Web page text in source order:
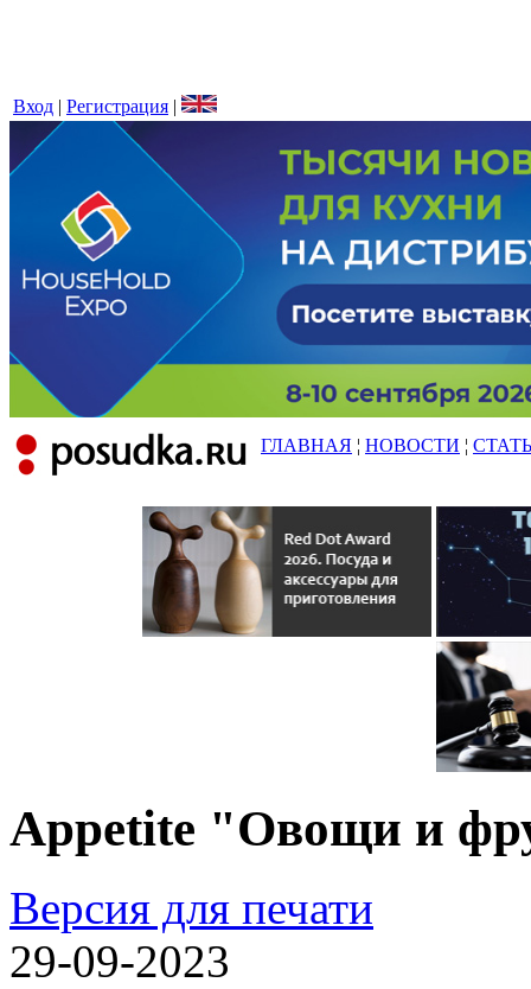
Вход | Регистрация |
ГЛАВНАЯ ¦ НОВОСТИ ¦
Appetite "Овощи и
Версия для печати
29-09-2023